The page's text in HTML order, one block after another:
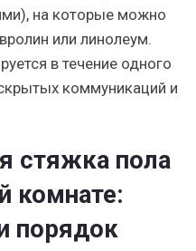
на которые можно
или линолеум.
в течение одного
коммуникаций и
стяжка пола
комнате:
порядок